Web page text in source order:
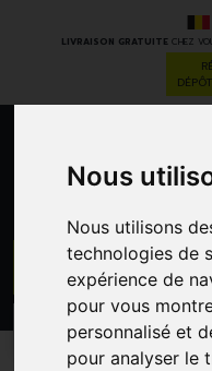
Nous
Nous utilisons
technologies de
expérience de
pour vous
personnalisé et
pour analyser le
LIVRAISON GRATUITECHEZ
CATÉGORIES